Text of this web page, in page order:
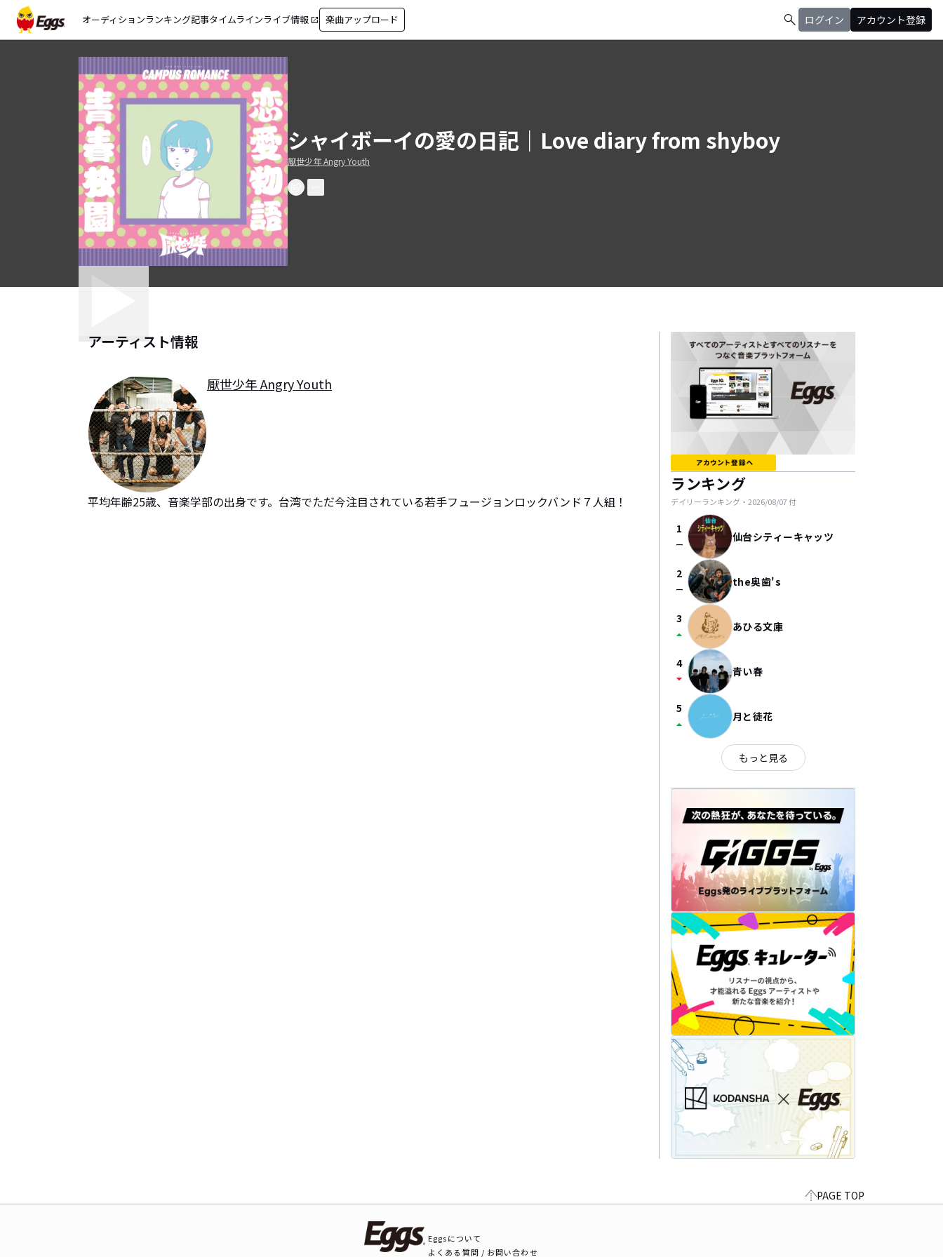
オーディションランキング記事タイムラインライブ情報 open_in_new 楽曲アップロード search ログイン アカウント登録
シャイボーイの愛の日記｜Love diary from shyboy
厭世少年 Angry Youth
アーティスト情報
厭世少年 Angry Youth
平均年齢25歳、音楽学部の出身です。台湾でただ今注目されている若手フュージョンロックバンド７人組！
ランキング
デイリーランキング・ 2026/08/07付
1
check_indeterminate_small 仙台シティーキャッツ
2
check_indeterminate_small the奥歯's
3
arrow_drop_up あひる文庫
4
arrow_drop_down 青い春
5
arrow_drop_up 月と徒花
もっと見る
PAGE TOP
Eggsについて
よくある質問 / お問い合わせ